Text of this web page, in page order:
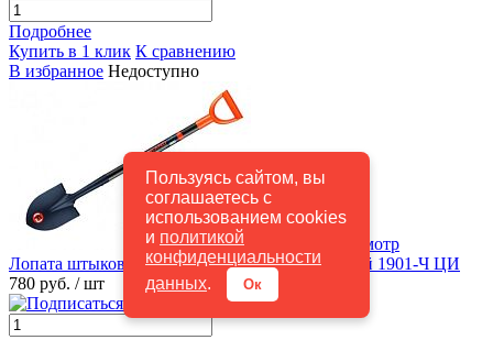
Пользуясь сайтом, вы
соглашаетесь с
использованием cookies
и политикой
конфиденциальности
данных. Ок
Подробнее
Купить в 1 клик К сравнению
В избранное Недоступно
Быстрый просмотр
Лопата штыковая дамская укороченная с ручкой 1901-Ч ЦИ
780 руб. / шт